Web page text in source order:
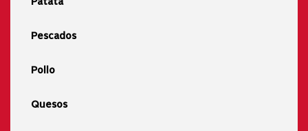
Pescados
Pollo
Quesos